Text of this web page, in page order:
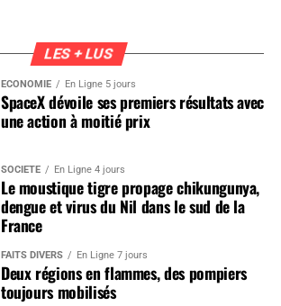
LES + LUS
ÉCONOMIE En Ligne 5 jours
SpaceX dévoile ses premiers résultats avec
une action à moitié prix
SOCIÉTÉ En Ligne 4 jours
Le moustique tigre propage chikungunya,
dengue et virus du Nil dans le sud de la
France
FAITS DIVERS En Ligne 7 jours
Deux régions en flammes, des pompiers
toujours mobilisés